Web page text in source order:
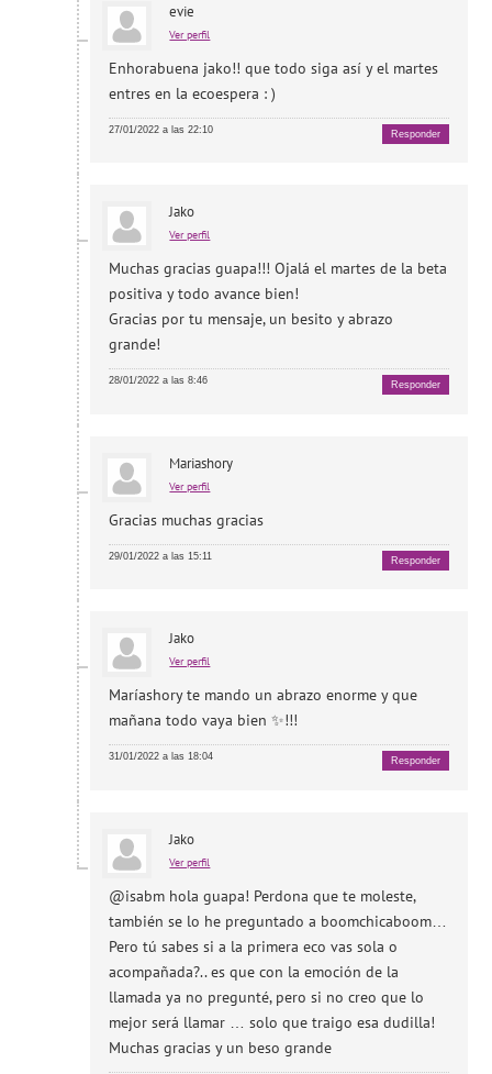
evie
Ver perfil
Enhorabuena jako!! que todo siga así y el martes
entres en la ecoespera : )
27/01/2022 a las 22:10 Responder
Jako
Ver perfil
Muchas gracias guapa!!! Ojalá el martes de la beta
positiva y todo avance bien!
Gracias por tu mensaje, un besito y abrazo
grande!
28/01/2022 a las 8:46 Responder
Mariashory
Ver perfil
Gracias muchas gracias
29/01/2022 a las 15:11 Responder
Jako
Ver perfil
Maríashory te mando un abrazo enorme y que
mañana todo vaya bien ✨!!!
31/01/2022 a las 18:04 Responder
Jako
Ver perfil
@isabm hola guapa! Perdona que te moleste,
también se lo he preguntado a boomchicaboom…
Pero tú sabes si a la primera eco vas sola o
acompañada?.. es que con la emoción de la
llamada ya no pregunté, pero si no creo que lo
mejor será llamar … solo que traigo esa dudilla!
Muchas gracias y un beso grande